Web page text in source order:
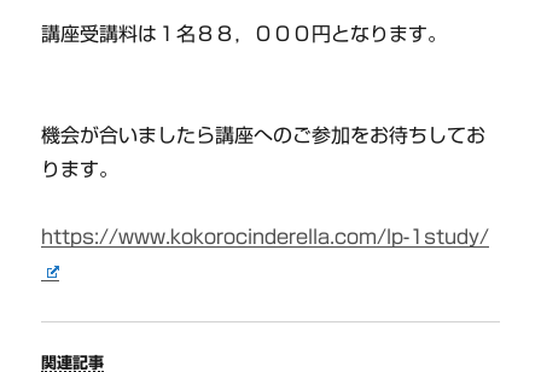
講座受講料は１名８８，０００円となります。
機会が合いましたら講座へのご参加をお待ちしてお
ります。
https://www.kokorocinderella.com/lp-1study/
関連記事